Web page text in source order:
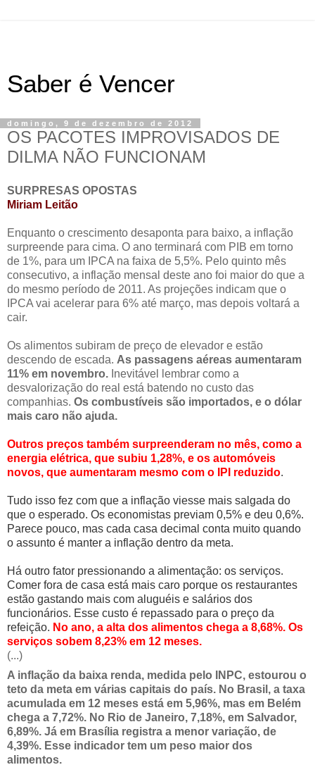
Saber é Vencer
domingo, 9 de dezembro de 2012
OS PACOTES IMPROVISADOS DE
DILMA NÃO FUNCIONAM
SURPRESAS OPOSTAS
Miriam Leitão
Enquanto o crescimento desaponta para baixo, a inflação
surpreende para cima. O ano terminará com PIB em torno
de 1%, para um IPCA na faixa de 5,5%. Pelo quinto mês
consecutivo, a inflação mensal deste ano foi maior do que a
do mesmo período de 2011. As projeções indicam que o
IPCA vai acelerar para 6% até março, mas depois voltará a
cair.
Os alimentos subiram de preço de elevador e estão
descendo de escada. As passagens aéreas aumentaram
11% em novembro. Inevitável lembrar como a
desvalorização do real está batendo no custo das
companhias. Os combustíveis são importados, e o dólar
mais caro não ajuda.
Outros preços também surpreenderam no mês, como a
energia elétrica, que subiu 1,28%, e os automóveis
novos, que aumentaram mesmo com o IPI reduzido.
Tudo isso fez com que a inflação viesse mais salgada do
que o esperado. Os economistas previam 0,5% e deu 0,6%.
Parece pouco, mas cada casa decimal conta muito quando
o assunto é manter a inflação dentro da meta.
Há outro fator pressionando a alimentação: os serviços.
Comer fora de casa está mais caro porque os restaurantes
estão gastando mais com aluguéis e salários dos
funcionários. Esse custo é repassado para o preço da
refeição. No ano, a alta dos alimentos chega a 8,68%. Os
serviços sobem 8,23% em 12 meses.
(...)
A inflação da baixa renda, medida pelo INPC, estourou o
teto da meta em várias capitais do país. No Brasil, a taxa
acumulada em 12 meses está em 5,96%, mas em Belém
chega a 7,72%. No Rio de Janeiro, 7,18%, em Salvador,
6,89%. Já em Brasília registra a menor variação, de
4,39%. Esse indicador tem um peso maior dos
alimentos.